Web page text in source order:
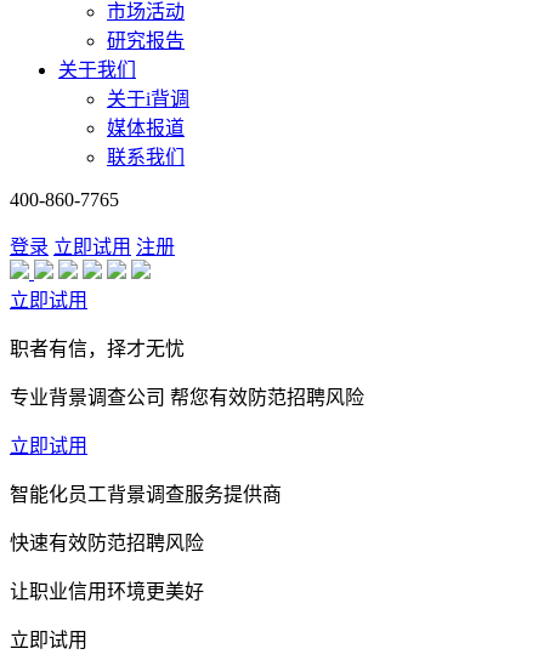
市场活动
研究报告
关于我们
关于i背调
媒体报道
联系我们
400-860-7765
登录 立即试用 注册
立即试用
职者有信，择才无忧
专业背景调查公司 帮您有效防范招聘风险
立即试用
智能化员工背景调查服务提供商
快速有效防范招聘风险
让职业信用环境更美好
立即试用